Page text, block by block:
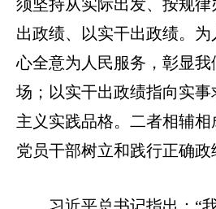
须坚持从实际出发、按规
出政绩、以实干出政绩。
心全意为人民服务，彰显
场；以实干出政绩指向实
主义实践品格。二者相辅
党员干部树立和践行正确政